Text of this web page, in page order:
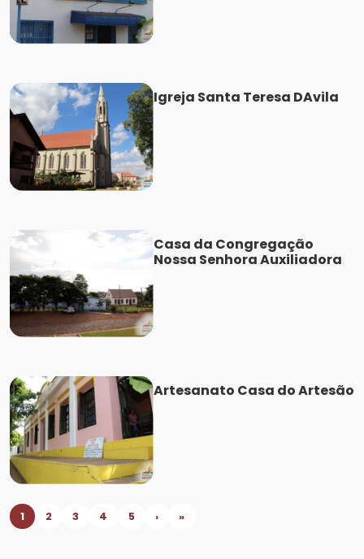
Igreja Santa Teresa DAvila
Casa da Congregação
Nossa Senhora Auxiliadora
Artesanato Casa do Artesão
1 2 3 4 5 › »